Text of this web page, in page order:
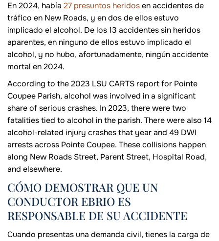
En 2024, había 27 presuntos heridosen accidentes de
tráfico en New Roads, y en dos de ellos estuvo
implicado el alcohol. De los 13 accidentes sin heridos
aparentes, en ninguno de ellos estuvo implicado el
alcohol, y no hubo, afortunadamente, ningún accidente
mortal en 2024.
According to the 2023 LSU CARTS report for Pointe
Coupee Parish, alcohol was involved in a significant
share of serious crashes. In 2023, there were two
fatalities tied to alcohol in the parish. There were also 14
alcohol-related injury crashes that year and 49 DWI
arrests across Pointe Coupee. These collisions happen
along New Roads Street, Parent Street, Hospital Road,
and elsewhere.
CÓMO DEMOSTRAR QUE UN
CONDUCTOR EBRIO ES
RESPONSABLE DE SU ACCIDENTE
Cuando presentas una demanda civil, tienes la carga de